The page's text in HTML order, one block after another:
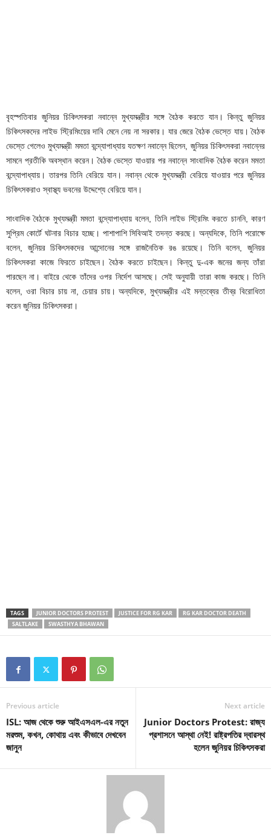
বৃহস্পতিবার জুনিয়র চিকিৎসকরা নবান্নে মুখ্যমন্ত্রীর সঙ্গে বৈঠক করতে যান। কিন্তু জুনিয়র
চিকিৎসকদের লাইভ স্ট্রিমিংয়ের দাবি মেনে নেয় না সরকার। যার জেরে বৈঠক ভেস্তে যায়। বৈঠক
ভেস্তে গেলেও মুখ্যমন্ত্রী মমতা বন্দ্যোপাধ্যায় যতক্ষণ নবান্নে ছিলেন, জুনিয়র চিকিৎসকরা নবান্নের
সামনে প্রতীকি অবস্থান করেন। বৈঠক ভেস্তে যাওয়ার পর নবান্নে সাংবাদিক বৈঠক করেন মমতা
বন্দ্যোপাধ্যায়। তারপর তিনি বেরিয়ে যান। নবান্ন থেকে মুখ্যমন্ত্রী বেরিয়ে যাওয়ার পরে জুনিয়র
চিকিৎসকরাও স্বাস্থ্য ভবনের উদ্দেশ্যে বেরিয়ে যান।
সাংবাদিক বৈঠকে মুখ্যমন্ত্রী মমতা বন্দ্যোপাধ্যায় বলেন, তিনি লাইভ স্ট্রিমিং করতে চাননি, কারণ
সুপ্রিম কোর্টে ঘটনার বিচার হচ্ছে। পাশাপাশি সিবিআই তদন্ত করছে। অন্যদিকে, তিনি পরোক্ষে
বলেন, জুনিয়র চিকিৎসকদের আন্দোনের সঙ্গে রাজনৈতিক রঙ রয়েছে। তিনি বলেন, জুনিয়র
চিকিৎসকরা কাজে ফিরতে চাইছেন। বৈঠক করতে চাইছেন। কিন্তু দু-এক জনের জন্য তাঁরা
পারছেন না। বাইরে থেকে তাঁদের ওপর নির্দেশ আসছে। সেই অনুযায়ী তারা কাজ করছে। তিনি
বলেন, ওরা বিচার চায় না, চেয়ার চায়। অন্যদিকে, মুখ্যমন্ত্রীর এই মন্তব্যের তীব্র বিরোধিতা
করেন জুনিয়র চিকিৎসকরা।
TAGS JUNIOR DOCTORS PROTEST JUSTICE FOR RG KAR
RG KAR DOCTOR DEATH
SALTLAKE
SWASTHYA BHAWAN
Previous article
ISL: আজ থেকে শুরু আইএসএল-এর নতুন
মরশুম, কখন, কোথায় এবং কীভাবে দেখবেন
জানুন
Next article
Junior Doctors Protest: রাজ্য
প্রশাসনে আস্থা নেই! রাষ্ট্রপতির দ্বারস্থ
হলেন জুনিয়র চিকিৎসকরা